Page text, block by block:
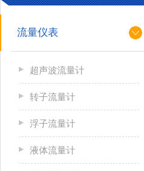
流量仪表
超声波流量计
转子流量计
浮子流量计
液体流量计